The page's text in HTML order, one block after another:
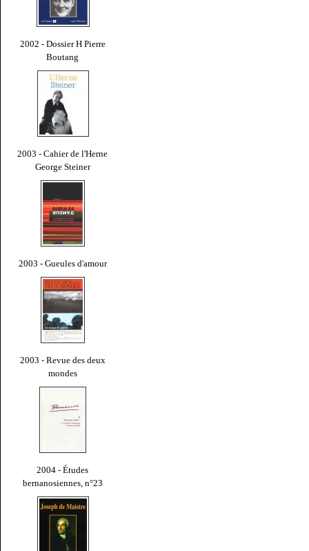
2002 - Dossier H Pierre
Boutang
2003 - Cahier de l'Herne
George Steiner
2003 - Gueules d'amour
2003 - Revue des deux
mondes
2004 - Études
bernanosiennes, n°23